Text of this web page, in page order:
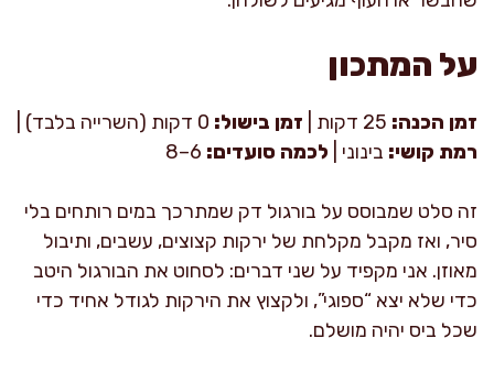
על המתכון
זמן הכנה: זמן בישול:
רמת קושי: בינוני | לכמה סועדים:
זה סלט שמבוסס על בורגול דק שמתרכך במים רותחים בלי
סיר, ואז מקבל מקלחת של ירקות קצוצים, עשבים, ותיבול
מאוזן. אני מקפיד על שני דברים: לסחוט את הבורגול היטב
כדי שלא יצא “ספוגי”, ולקצוץ את הירקות לגודל אחיד כדי
שכל ביס יהיה מושלם.